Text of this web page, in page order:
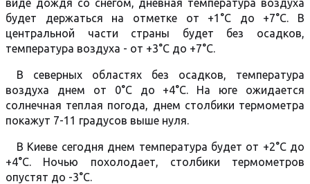
виде дождя со снегом, дневная температура воздуха
будет держаться на отметке от +1°C до +7°C. В
центральной части страны будет без осадков,
температура воздуха - от +3°C до +7°C.
В северных областях без осадков, температура
воздуха днем от 0°C до +4°C. На юге ожидается
солнечная теплая погода, днем столбики термометра
покажут 7-11 градусов выше нуля.
В Киеве сегодня днем температура будет от +2°C до
+4°C. Ночью похолодает, столбики термометров
опустят до -3°C.